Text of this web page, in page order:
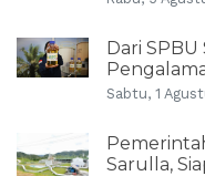
Dari
Sabtu, 1
Sarulla,